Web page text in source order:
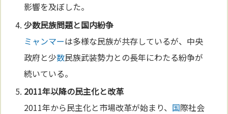
影響を及ぼした。
少数民族問題と国内紛争
ミャンマーは多様な民族が共存しているが、中央
政府と少数民族武装勢力との長年にわたる紛争が
続いている。
2011年以降の民主化と改革
2011年から民主化と市場改革が始まり、 国際社会